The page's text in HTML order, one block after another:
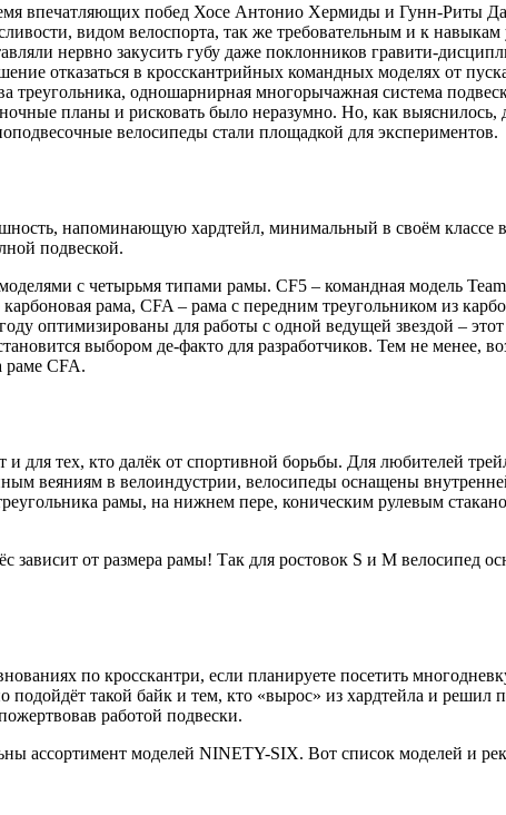
впечатляющих побед Хосе Антонио Хермиды и Гунн-Риты
видом велоспорта, так же требовательным и к
нервно закусить губу даже поклонников гравити-
отказаться в кросскантрийных командных моделях от
треугольника, одношарнирная многорычажная система
планы и рисковать было неразумно. Но, как выяснилось,
велосипеды стали площадкой для экспериментов.
напоминающую хардтейл, минимальный в своём классе
подвеской.
с четырьмя типами рамы. CF5 – командная модель
рама, CFA – рама с передним треугольником из
оптимизированы для работы с одной ведущей звездой –
выбором де-факто для разработчиков. Тем не менее,
раме CFA.
тех, кто далёк от спортивной борьбы. Для любителей
веяниям в велоиндустрии, велосипеды оснащены
рамы, на нижнем пере, коническим рулевым
зависит от размера рамы! Так для ростовок S и М велосипед
по кросскантри, если планируете посетить
такой байк и тем, кто «вырос» из хардтейла и решил
работой подвески.
ассортимент моделей NINETY-SIX. Вот список моделей и